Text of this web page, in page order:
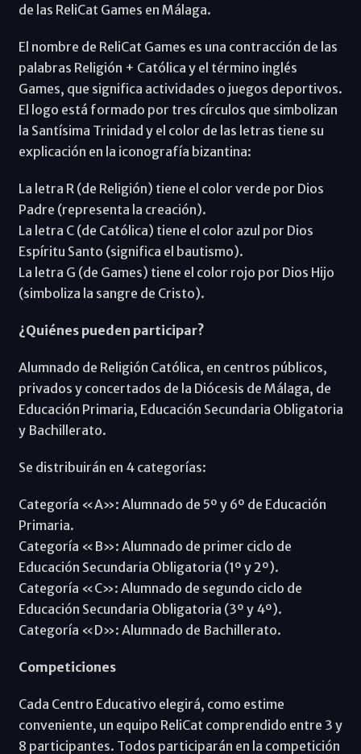
de las ReliCat Games en Málaga.
El nombre de ReliCat Games es una contracción de las
palabras Religión + Católica y el término inglés
Games, que significa actividades o juegos deportivos.
El logo está formado por tres círculos que simbolizan
la Santísima Trinidad y el color de las letras tiene su
explicación en la iconografía bizantina:
La letra R (de Religión) tiene el color verde por Dios
Padre (representa la creación).
La letra C (de Católica) tiene el color azul por Dios
Espíritu Santo (significa el bautismo).
La letra G (de Games) tiene el color rojo por Dios Hijo
(simboliza la sangre de Cristo).
¿Quiénes pueden participar?
Alumnado de Religión Católica, en centros públicos,
privados y concertados de la Diócesis de Málaga, de
Educación Primaria, Educación Secundaria Obligatoria
y Bachillerato.
Se distribuirán en 4 categorías:
Categoría «A»: Alumnado de 5º y 6º de Educación
Primaria.
Categoría «B»: Alumnado de primer ciclo de
Educación Secundaria Obligatoria (1º y 2º).
Categoría «C»: Alumnado de segundo ciclo de
Educación Secundaria Obligatoria (3º y 4º).
Categoría «D»: Alumnado de Bachillerato.
Competiciones
Cada Centro Educativo elegirá, como estime
conveniente, un equipo ReliCat comprendido entre 3 y
8 participantes. Todos participarán en la competición